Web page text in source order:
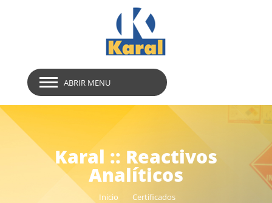
ABRIR MENU
Karal :: Reactivos
Analíticos
Inicio Certificados